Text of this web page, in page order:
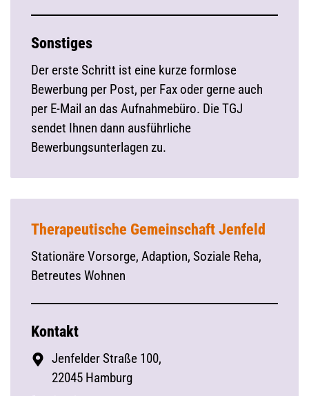
Sonstiges
Der erste Schritt ist eine kurze formlose
Bewerbung per Post, per Fax oder gerne auch
per E-Mail an das Aufnahmebüro. Die TGJ
sendet Ihnen dann ausführliche
Bewerbungsunterlagen zu.
Therapeutische Gemeinschaft Jenfeld
Stationäre Vorsorge, Adaption, Soziale Reha,
Betreutes Wohnen
Kontakt
Jenfelder Straße 100,
22045 Hamburg